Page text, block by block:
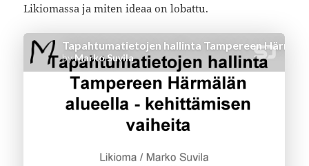
Likiomassa ja miten ideaa on lobattu.